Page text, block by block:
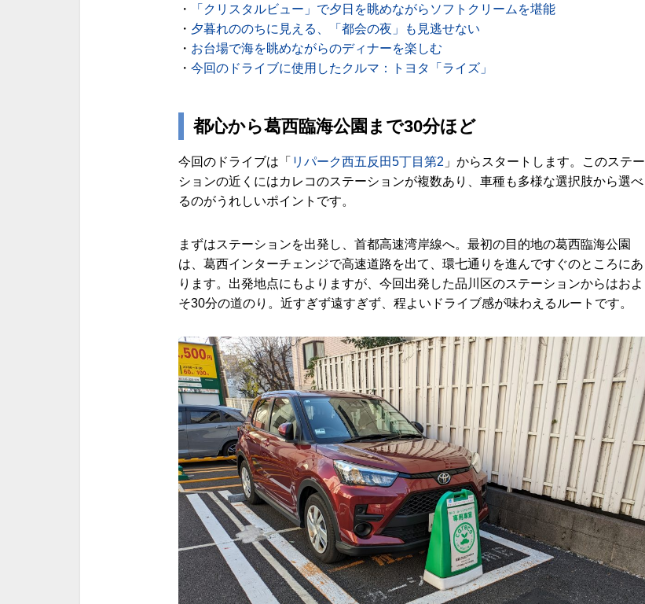
・
「クリスタルビュー」で夕日を眺めながらソフトクリームを堪能
・ 夕暮れののちに見える、「都会の夜」も見逃せない
・ お台場で海を眺めながらのディナーを楽しむ
・ 今回のドライブに使用したクルマ：トヨタ「ライズ」
都心から葛西臨海公園まで30分ほど
今回のドライブは「 リパーク西五反田5丁目第2 」からスタートします。このステー
ションの近くにはカレコのステーションが複数あり、車種も多様な選択肢から選べ
るのがうれしいポイントです。
まずはステーションを出発し、首都高速湾岸線へ。最初の目的地の葛西臨海公園
は、葛西インターチェンジで高速道路を出て、環七通りを進んですぐのところにあ
ります。出発地点にもよりますが、今回出発した品川区のステーションからはおよ
そ30分の道のり。近すぎず遠すぎず、程よいドライブ感が味わえるルートです。